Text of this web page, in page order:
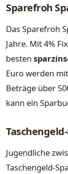
Sparefroh
Das Sparefroh
Jahre. Mit 4%
besten
Euro werden
Beträge über
kann ein
Jugendliche
Taschengeld-